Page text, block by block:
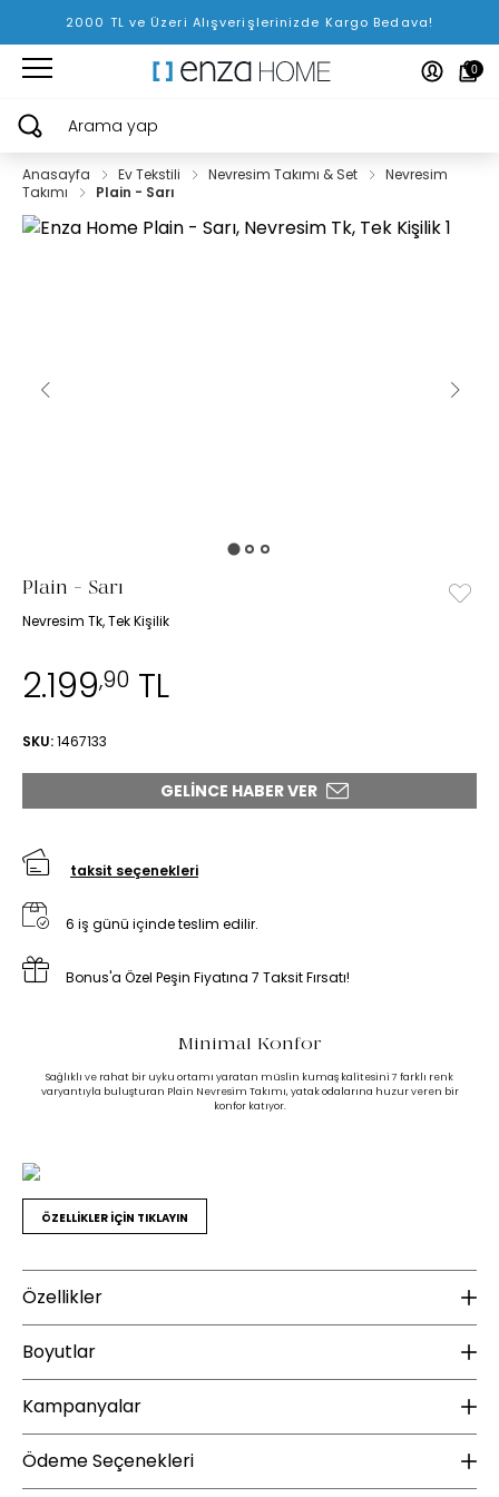
2000 TL ve Üzeri Alışverişlerinizde Kargo Bedava!
0
Arama yap
Anasayfa Ev Tekstili Nevresim Takımı & Set
Nevresim
Takımı
Plain - Sarı
Plain - Sarı
Nevresim Tk, Tek Kişilik
2.199,90 TL
SKU:1467133
GELINCE HABER VER
taksit seçenekleri
6 iş günü içinde teslim edilir.
Bonus'a Özel Peşin Fiyatına 7 Taksit Fırsatı!
Minimal Konfor
Sağlıklı ve rahat bir uyku ortamı yaratan müslin kumaş kalitesini 7 farklı renk
varyantıyla buluşturan Plain Nevresim Takımı, yatak odalarına huzur veren bir
konfor katıyor.
ÖZELLİKLER İÇİN TIKLAYIN
Özellikler
Yıkama Talimatı :
30 derecede yıkanması tavsiye edilir
Tamburlu kurutma yapılmamalıdır
Boyutlar
Yükseklik (mm) :
Kampanyalar
ÜCRETSİZ KARGO
Ödeme Seçenekleri